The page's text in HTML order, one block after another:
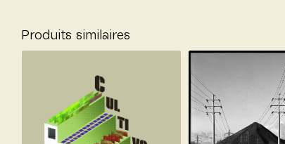
Produits similaires